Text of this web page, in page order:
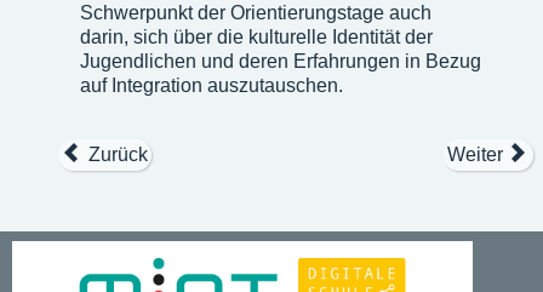
Schwerpunkt der Orientierungstage auch
darin, sich über die kulturelle Identität der
Jugendlichen und deren Erfahrungen in Bezug
auf Integration auszutauschen.
Zurück Weiter